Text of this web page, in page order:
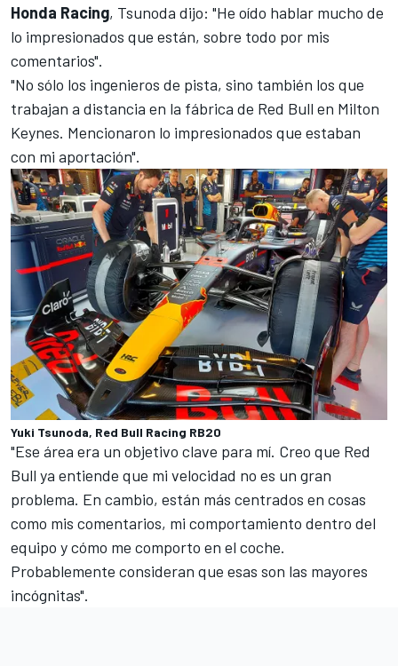
Honda Racing, Tsunoda dijo: "He oído hablar mucho de
lo impresionados que están, sobre todo por mis
comentarios".
"No sólo los ingenieros de pista, sino también los que
trabajan a distancia en la fábrica de Red Bull en Milton
Keynes. Mencionaron lo impresionados que estaban
con mi aportación".
Yuki Tsunoda, Red Bull Racing RB20
"Ese área era un objetivo clave para mí. Creo que Red
Bull ya entiende que mi velocidad no es un gran
problema. En cambio, están más centrados en cosas
como mis comentarios, mi comportamiento dentro del
equipo y cómo me comporto en el coche.
Probablemente consideran que esas son las mayores
incógnitas".